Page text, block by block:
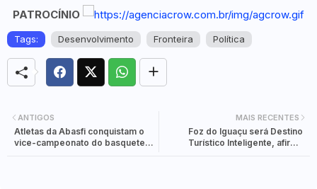
PATROCÍNIO
Tags: Desenvolvimento Fronteira Política
MAIS RECENTES
Foz do Iguaçu será Destino
Turístico Inteligente, afirma
ANTIGOS
Atletas da Abasfi conquistam o
vice-campeonato do basquete